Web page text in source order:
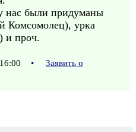
нас были придуманы
Комсомолец), урка
и проч.
•
Заявить о